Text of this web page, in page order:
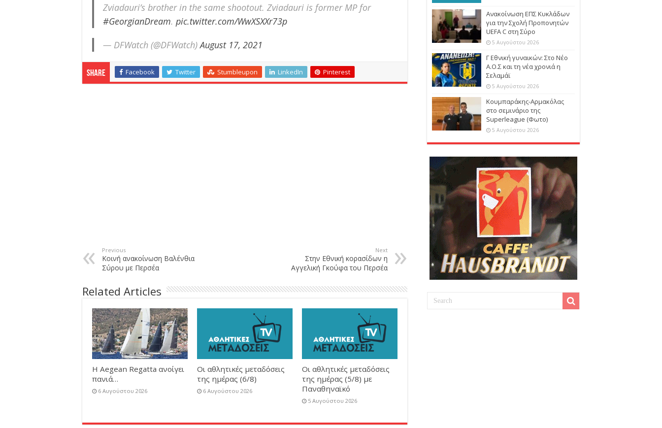
Zviadauri’s brother in the same shootout. Zviadauri is former MP for
#GeorgianDream. pic.twitter.com/WwXSXXr73p
— DFWatch (@DFWatch)August 17, 2021
Share Facebook Twitter Stumbleupon LinkedIn Pinterest
Previous
Κοινή ανακοίνωση Βαλένθια
Σύρου με Περσέα
Next
Στην Εθνική κορασίδων η
Αγγελική Γκούφα του Περσέα
Related Articles
Η Aegean Regatta ανοίγει
πανιά…
6 Αυγούστου 2026
Οι αθλητικές μεταδόσεις
της ημέρας (6/8)
6 Αυγούστου 2026
Οι αθλητικές μεταδόσεις
της ημέρας (5/8) με
Παναθηναϊκό
5 Αυγούστου 2026
Ανακοίνωση ΕΠΣ Κυκλάδων
για την Σχολή Προπονητών
UEFA C στη Σύρο
5 Αυγούστου 2026
Γ Εθνική γυναικών: Στο Νέο
Α.Ο.Σ και τη νέα χρονιά η
Σελαμάϊ
5 Αυγούστου 2026
Κουμπαράκης-Αρμακόλας
στο σεμινάριο της
Superleague (Φωτο)
5 Αυγούστου 2026